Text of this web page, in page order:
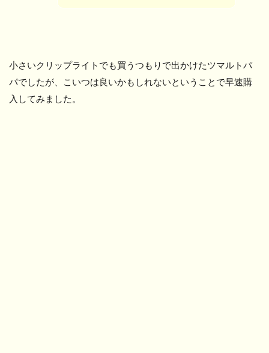
小さいクリップライトでも買うつもりで出かけたツマルトパ
パでしたが、こいつは良いかもしれないということで早速購
入してみました。